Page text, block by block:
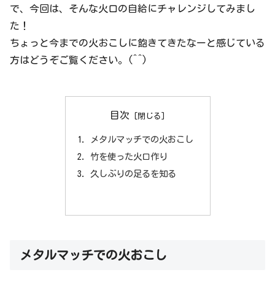
で、今回は、そんな火口の自給にチャレンジしてみまし
た！
ちょっと今までの火おこしに飽きてきたなーと感じている
方はどうぞご覧ください。(^^)
目次
メタルマッチでの火おこし
竹を使った火口作り
久しぶりの足るを知る
メタルマッチでの火おこし